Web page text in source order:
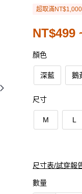
超取滿
NT$499
顏色
深藍 鵝
尺寸
M L
尺寸表/試穿報
數量